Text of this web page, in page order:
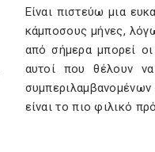
Είναι πιστεύω μια
κάμποσους μήνες,
από σήμερα μπορεί οι
αυτοί που θέλουν να
είναι το πιο φιλικό